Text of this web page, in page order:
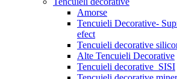
Amorse
Tencuieli Decorative-
efect
Tencuieli decorative
Alte Tencuieli Decorative
Tencuieli decorative_SISI